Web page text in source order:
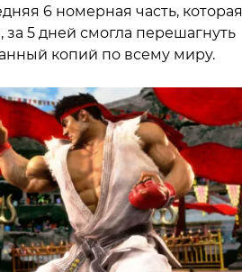
6 номерная часть, которая
5 дней смогла перешагнуть
копий по всему миру.